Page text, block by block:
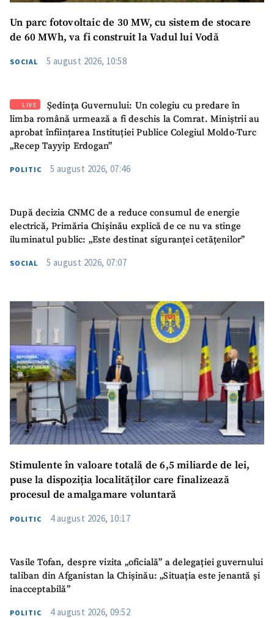
Un parc fotovoltaic de 30 MW, cu sistem de stocare
de 60 MWh, va fi construit la Vadul lui Vodă
SOCIAL 5 august 2026, 10:58
LIVE
Ședința Guvernului: Un colegiu cu predare în
limba română urmează a fi deschis la Comrat. Miniștrii au
aprobat înființarea Instituției Publice Colegiul Moldo-Turc
„Recep Tayyip Erdogan”
POLITIC 5 august 2026, 07:46
După decizia CNMC de a reduce consumul de energie
electrică, Primăria Chișinău explică de ce nu va stinge
iluminatul public: „Este destinat siguranței cetățenilor”
SOCIAL 5 august 2026, 07:07
Stimulente în valoare totală de 6,5 miliarde de lei,
puse la dispoziția localităților care finalizează
procesul de amalgamare voluntară
POLITIC 4 august 2026, 10:17
Vasile Tofan, despre vizita „oficială” a delegației guvernului
taliban din Afganistan la Chișinău: „Situația este jenantă și
inacceptabilă”
POLITIC 4 august 2026, 09:52